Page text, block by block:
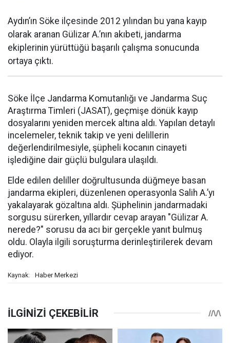
Aydın’ın Söke ilçesinde 2012 yılından bu yana kayıp
olarak aranan Gülizar A.’nın akıbeti, jandarma
ekiplerinin yürüttüğü başarılı çalışma sonucunda
ortaya çıktı.
Söke İlçe Jandarma Komutanlığı ve Jandarma Suç
Araştırma Timleri (JASAT), geçmişe dönük kayıp
dosyalarını yeniden mercek altına aldı. Yapılan detaylı
incelemeler, teknik takip ve yeni delillerin
değerlendirilmesiyle, şüpheli kocanın cinayeti
işlediğine dair güçlü bulgulara ulaşıldı.
Elde edilen deliller doğrultusunda düğmeye basan
jandarma ekipleri, düzenlenen operasyonla Salih A.’yı
yakalayarak gözaltına aldı. Şüphelinin jandarmadaki
sorgusu sürerken, yıllardır cevap arayan "Gülizar A.
nerede?" sorusu da acı bir gerçekle yanıt bulmuş
oldu. Olayla ilgili soruşturma derinleştirilerek devam
ediyor.
Kaynak: Haber Merkezi